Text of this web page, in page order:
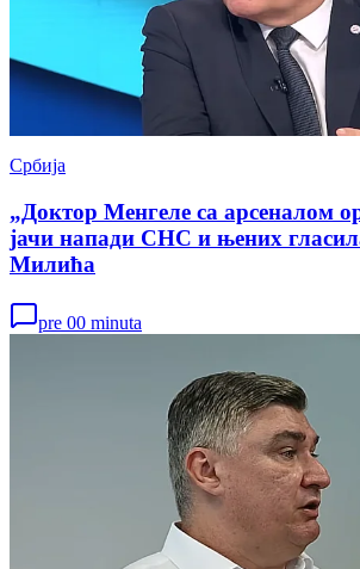
Србија
„Доктор Менгеле са арсеналом
јачи напади СНС и њених
Милића
pre 00 minuta